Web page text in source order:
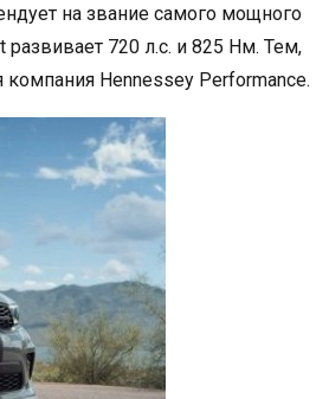
на звание самого мощного
720 л.с. и 825 Нм. Тем,
компания Hennessey Performance.